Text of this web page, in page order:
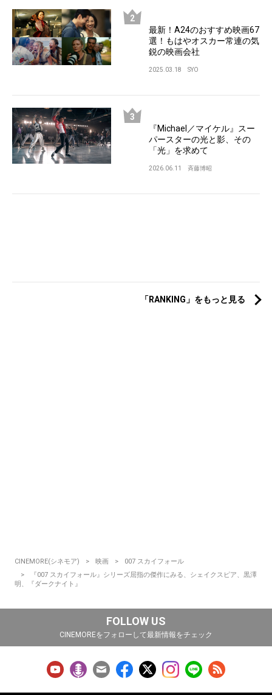
最新！A24のおすすめ映画67
選！もはやオスカー常連の気
鋭の映画会社
2025.03.18 SYO
『Michael／マイケル』スー
パースターの光と影、その
「光」を求めて
2026.06.11 斉藤博昭
「RANKING」をもっと見る
CINEMORE(シネモア) 映画
007 スカイフォール
『007 スカイフォール』シリーズ屈指の傑作にみる、シェイクスピア、黒澤
明、『ダークナイト』
FOLLOW US
CINEMOREをフォローして最新情報をチェック